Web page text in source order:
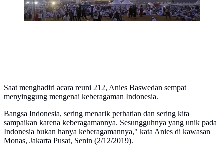
Saat menghadiri acara reuni 212, Anies Baswedan sempat
menyinggung mengenai keberagaman Indonesia.
Bangsa Indonesia, sering menarik perhatian dan sering kita
sampaikan karena keberagamannya. Sesungguhnya yang unik pada
Indonesia bukan hanya keberagamannya," kata Anies di kawasan
Monas, Jakarta Pusat, Senin (2/12/2019).